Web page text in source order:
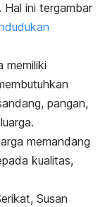
ini tergambar
memiliki
pangan,
memandang
kualitas,
Susan